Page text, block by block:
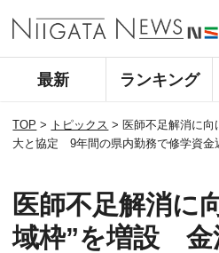
最新 ランキング
TOP > トピックス > 医師不足解消に
大と協定 9年間の県内勤務で修学資金
医師不足解消に
域枠”を増設 金